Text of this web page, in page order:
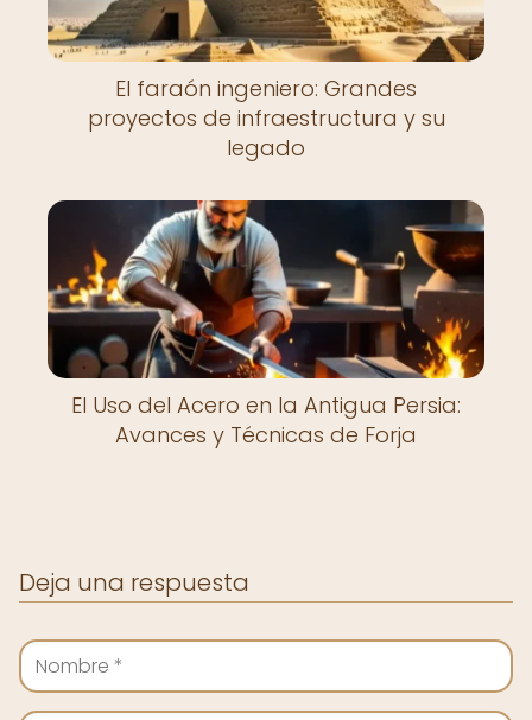
El faraón ingeniero: Grandes
proyectos de infraestructura y su
legado
El Uso del Acero en la Antigua Persia:
Avances y Técnicas de Forja
Deja una respuesta